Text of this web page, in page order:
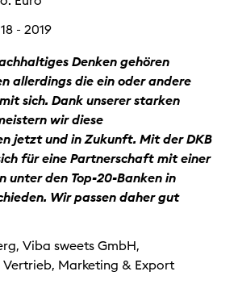
- 2019
Denken gehören
allerdings die ein oder andere
sich. Dank unserer starken
wir diese
jetzt und in Zukunft. Mit der DKB
für eine Partnerschaft mit einer
unter den Top-20-Banken in
Wir passen daher gut
Viba sweets GmbH,
Marketing & Export